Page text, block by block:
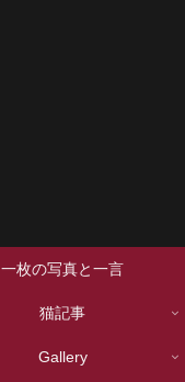
一枚の写真と一言
猫記事
Gallery